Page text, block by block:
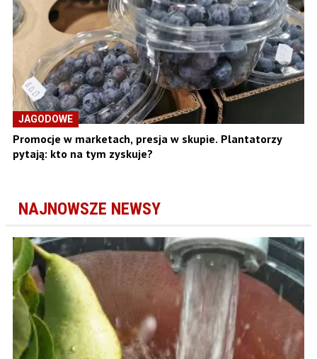
JAGODOWE
Promocje w marketach, presja w skupie. Plantatorzy
pytają: kto na tym zyskuje?
NAJNOWSZE NEWSY